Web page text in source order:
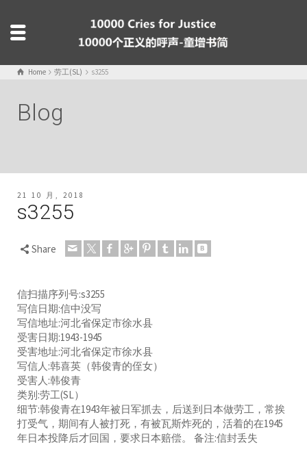
Home 劳工(SL) s3255
Blog
21 10 月, 2018
s3255
Share
信扫描序列号:s3255
写信日期:信中没写
写信地址:河北省保定市徐水县
受害日期:1943-1945
受害地址:河北省保定市徐水县
写信人:韩喜英（韩俊青的侄女）
受害人:韩俊青
类别:劳工(SL）
细节:韩俊青在1943年被日军抓去，后送到日本做劳工，常挨
打受气，期间有人被打死，有被瓦斯炸死的，活着的在1945
年日本投降后才回国，要求日本赔偿。 备注:信封丢失